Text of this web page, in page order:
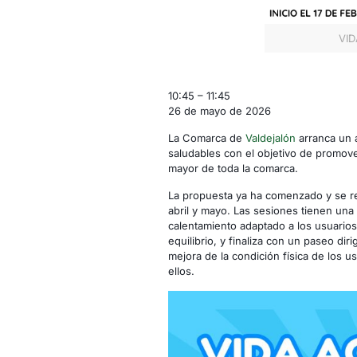
Vida
Activa
Salillas
de
Jalón
10:45 – 11:45
26 de mayo de 2026
La Comarca de Valdejalón arranca un
saludables con el objetivo de
mayor de toda la comarca.
La propuesta ya ha comenzado y se
abril y mayo. Las sesiones tienen
calentamiento adaptado a los
equilibrio, y finaliza con un paseo
mejora de la condición física de los
ellos.